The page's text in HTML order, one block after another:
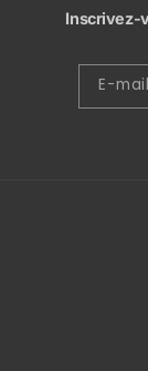
Inscrivez-
E-mail